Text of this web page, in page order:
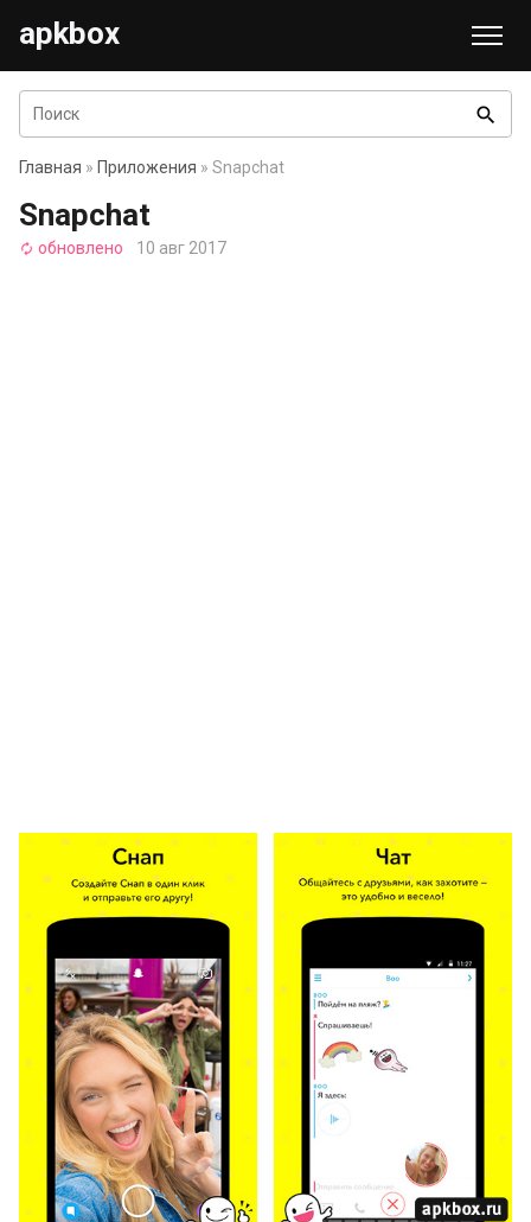
apkbox
search
Главная » Приложения » Snapchat
Snapchat
autorenew обновлено 10 авг 2017